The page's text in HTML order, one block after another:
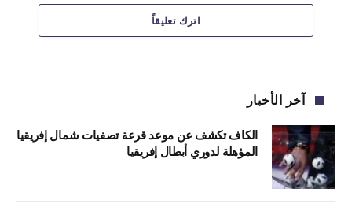
اترك تعليقاً
آخر الأخبار
الكاف تكشف عن موعد قرعة تصفيات شمال إفريقيا
المؤهلة لدوري أبطال إفريقيا